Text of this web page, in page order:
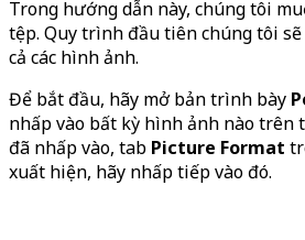
Trong hướng dẫn này, chúng tôi
tệp. Quy trình đầu tiên chúng tôi
cả các hình ảnh.
Để bắt đầu, hãy mở bản trình bày
nhấp vào bất kỳ hình ảnh nào trên
đã nhấp vào, tab Picture Format
xuất hiện, hãy nhấp tiếp vào đó.